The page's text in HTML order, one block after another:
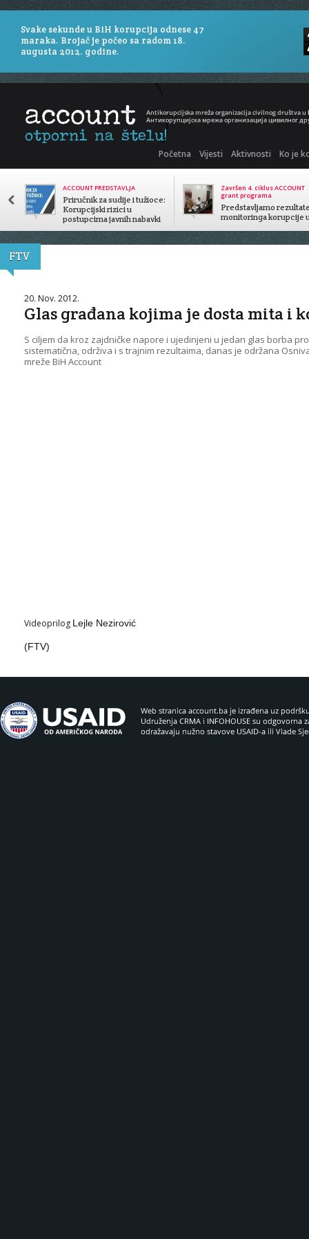
Svake sekunde u BiH korupcija odnese 47
maraka. Brojač je počeo sa radom 18.
augusta 2012. godine.
Početna Vijesti Aktivnosti Ko je
ACCOUNT PREDSTAVLJA
Priručnik za sudije i tužioce:
Korupcijski rizici u
postupcima javnih nabavki
Završen 4. ciklus ACCOUNT
grant programa
Predstavljamo
monitoringa korupcije
FTV
20. Nov. 2012.
Glas građana kojima je dosta mita i
S ciljem da kroz zajdničke napore i ujedinjeni u jedan glas borba
sistematična, održiva i s trajnim rezultaima, danas je održana
mreže BiH Account
Videoprilog Lejle Nezirović
(FTV)